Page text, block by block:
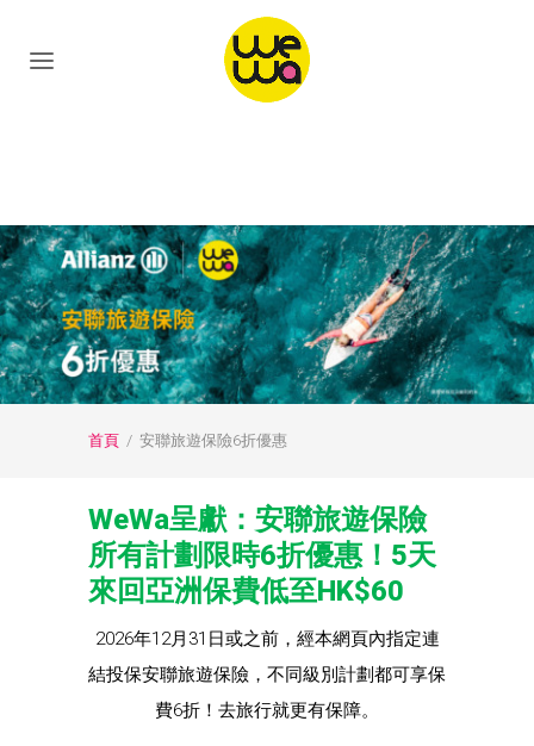
首頁 / 安聯旅遊保險6折優惠
WeWa呈獻：安聯旅遊保險
所有計劃限時6折優惠！5天
來回亞洲保費低至HK$60
2026年12月31日或之前，經本網頁內指定連
結投保安聯旅遊保險，不同級別計劃都可享保
費6折！去旅行就更有保障。